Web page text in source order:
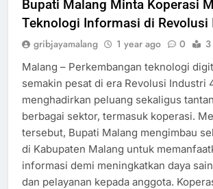
Bupati Malang Minta Koperasi
Teknologi Informasi di Revolusi
gribjayamalang 1 year ago 0
Malang – Perkembangan teknologi
semakin pesat di era Revolusi Industri
menghadirkan peluang sekaligus
berbagai sektor, termasuk koperasi.
tersebut, Bupati Malang mengimbau
di Kabupaten Malang untuk
informasi demi meningkatkan daya
dan pelayanan kepada anggota.